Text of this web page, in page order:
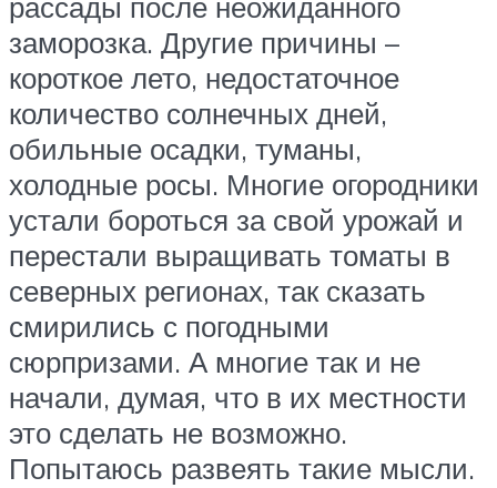
заморозка. Другие причины –
короткое лето, недостаточное
количество солнечных дней,
обильные осадки, туманы,
холодные росы. Многие огородники
устали бороться за свой урожай и
перестали выращивать томаты в
северных регионах, так сказать
смирились с погодными
сюрпризами. А многие так и не
начали, думая, что в их местности
это сделать не возможно.
Попытаюсь развеять такие мысли.